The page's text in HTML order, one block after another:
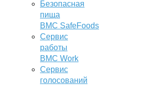
Безопасная
пища
BMC SafeFoods
Сервис
работы
BMC Work
Сервис
голосований